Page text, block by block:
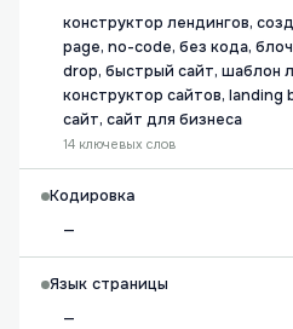
конструктор лендингов,
page, no-code, без кода,
drop, быстрый сайт, шаблон
конструктор сайтов, landing
сайт, сайт для бизнеса
14 ключевых слов
Кодировка
—
Язык страницы
—